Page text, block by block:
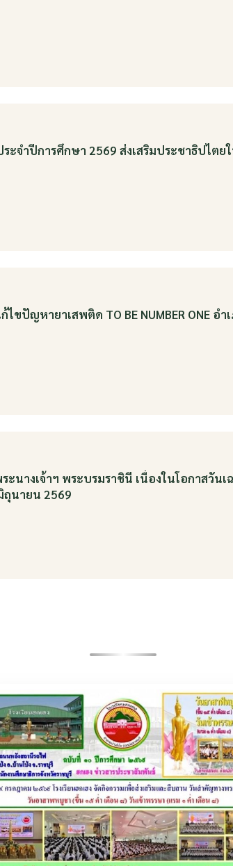
ะจำปีการศึกษา 2569 ส่งเสริมประชาธิปไตย
ไขปัญหายาเสพติด TO BE NUMBER ONE
ะนางเจ้าฯ พระบรมราชินี เนื่องในโอกาสวั
ถุนายน 2569